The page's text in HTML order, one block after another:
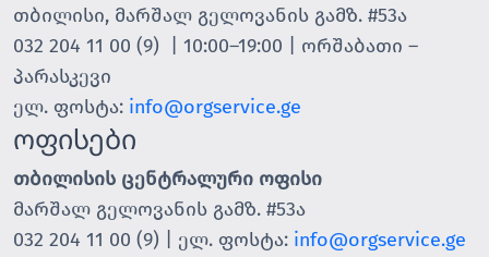
თბილისი, მარშალ გელოვანის გამზ. #53ა
032 204 11 00 (9) | 10:00–19:00 | ორშაბათი –
პარასკევი
ელ. ფოსტა: info@orgservice.ge
ოფისები
თბილისის ცენტრალური ოფისი
მარშალ გელოვანის გამზ. #53ა
032 204 11 00 (9) | ელ. ფოსტა: info@orgservice.ge